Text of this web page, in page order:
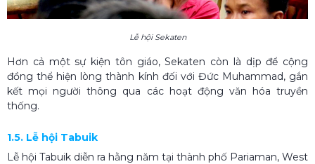
Lễ hội Sekaten
Hơn cả một sự kiện tôn giáo, Sekaten còn là dịp để cộng
đồng thể hiện lòng thành kính đối với Đức Muhammad, gắn
kết mọi người thông qua các hoạt động văn hóa truyền
thống.
1.5. Lễ hội Tabuik
Lễ hội Tabuik diễn ra hằng năm tại thành phố Pariaman, West